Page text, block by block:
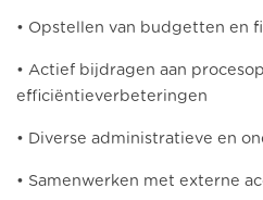
• Opstellen van budgetten en
• Actief bijdragen aan
efficiëntieverbeteringen
• Diverse administratieve en
• Samenwerken met externe